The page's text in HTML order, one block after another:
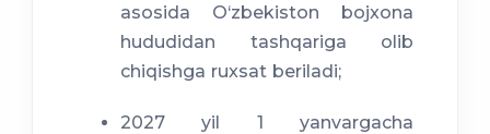
asosida O‘zbekiston bojxona
hududidan tashqariga olib
chiqishga ruxsat beriladi;
2027 yil 1 yanvargacha